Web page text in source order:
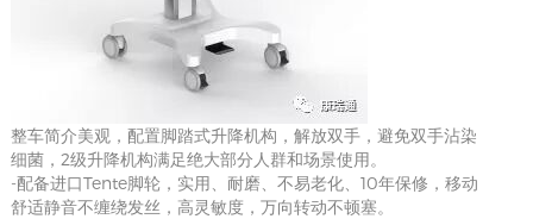
整车简介美观，配置脚踏式升降机构，解放双手，避免双手沾染
细菌，2级升降机构满足绝大部分人群和场景使用。
-配备进口Tente脚轮，实用、耐磨、不易老化、10年保修，移动
舒适静音不缠绕发丝，高灵敏度，万向转动不顿塞。